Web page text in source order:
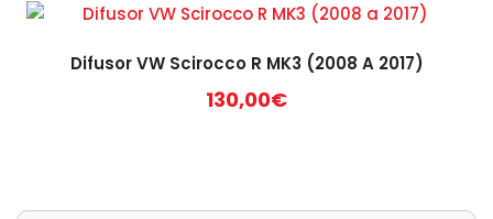
Difusor VW Scirocco R MK3 (2008 A 2017)
130,00€